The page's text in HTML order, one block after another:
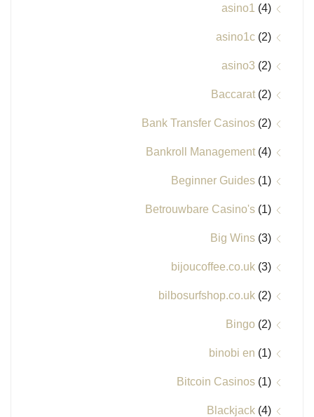
asino1 (4)
asino1c (2)
asino3 (2)
Baccarat (2)
Bank Transfer Casinos (2)
Bankroll Management (4)
Beginner Guides (1)
Betrouwbare Casino's (1)
Big Wins (3)
bijoucoffee.co.uk (3)
bilbosurfshop.co.uk (2)
Bingo (2)
binobi en (1)
Bitcoin Casinos (1)
Blackjack (4)